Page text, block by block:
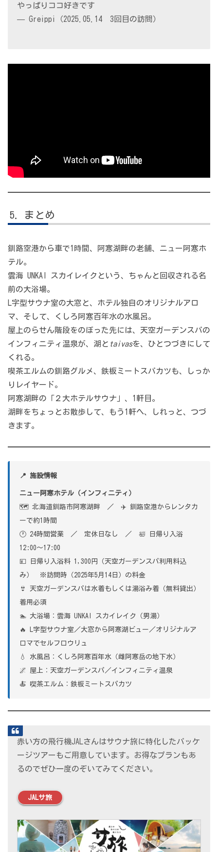
やっぱりココ好きです
— Greippi（2025.05.14 3回目の訪問）
まとめ
釧路空港から車で1時間、阿寒湖畔の老舗、ニュー阿寒ホ
テル。
雲海 UNKAI スカイレイクという、ちゃんと回収される名
前の大浴場。
L字型サウナ室の大窓と、ホテル独自のオリジナルアロ
マ、そして、くしろ阿寒百年水の水風呂。
屋上のらせん階段をのぼった先には、天空ガーデンスパの
インフィニティ温泉が、湖と taivasを、ひとつづきにして
くれる。
喫茶エルムの釧路グルメ、鉄板ミートスパカツも、しっか
りレイヤード。
阿寒湖畔の「２大ホテルサウナ」、1軒目。
湖畔をちょっとお散歩して、もう1軒へ、しれっと、つづ
きます。
📍 施設情報
ニュー阿寒ホテル（インフィニティ）
🗺 北海道釧路市阿寒湖畔 ／ ✈ 釧路空港からレンタカ
ーで約1時間
🕐 24時間営業 ／ 定休日なし ／ 🛀 日帰り入浴
12:00〜17:00
💴 日帰り入浴料 1,300円（天空ガーデンスパ利用料込
み） ※訪問時（2025年5月14日）の料金
👙 天空ガーデンスパは水着もしくは湯浴み着（無料貸出）
着用必須
🏊 大浴場：雲海 UNKAI スカイレイク（男湯）
🔥 L字型サウナ室／大窓から阿寒湖ビュー／オリジナルア
ロマでセルフロウリュ
💧 水風呂：くしろ阿寒百年水（雌阿寒岳の地下水）
🌌 屋上：天空ガーデンスパ／インフィニティ温泉
🍝 喫茶エルム：鉄板ミートスパカツ
赤い方の飛行機JALさんはサウナ旅に特化したパッケ
ージツアーもご用意しています。お得なプランもあ
るのでぜひ一度のぞいてみてください。
JALサ旅